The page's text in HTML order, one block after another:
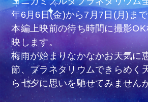
年6月6日(金)から7月7日(月)ま
本編上映前の待ち時間に撮影
映します。
梅雨が始まりなかなかお天気に
節、プラネタリウムできらめく
ら七夕に思いを馳せてみません